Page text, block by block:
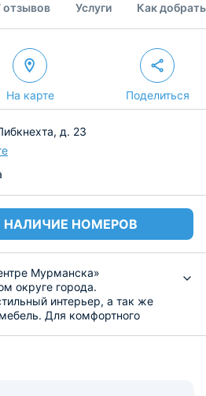
отзывов Услуги Как
На карте Поделиться
д. 23
НАЛИЧИЕ НОМЕРОВ
Мурманска»
округе города.
интерьер, а так же
Для комфортного